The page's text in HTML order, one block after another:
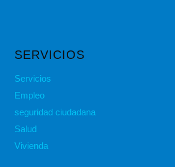
SERVICIOS
Servicios
Empleo
seguridad ciudadana
Salud
Vivienda